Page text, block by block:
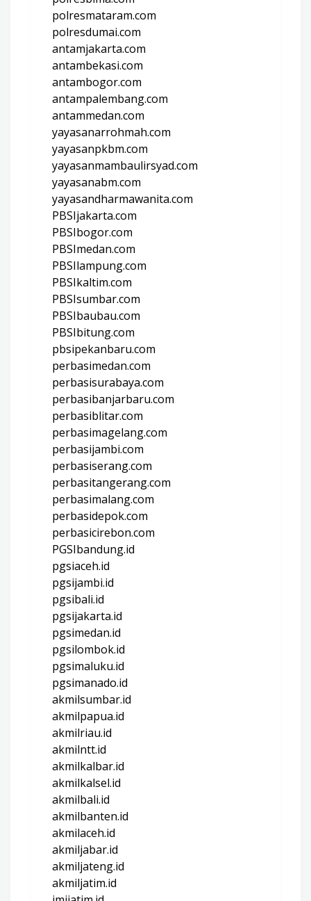
polresmataram.com
polresdumai.com
antamjakarta.com
antambekasi.com
antambogor.com
antampalembang.com
antammedan.com
yayasanarrohmah.com
yayasanpkbm.com
yayasanmambaulirsyad.com
yayasanabm.com
yayasandharmawanita.com
PBSIjakarta.com
PBSIbogor.com
PBSImedan.com
PBSIlampung.com
PBSIkaltim.com
PBSIsumbar.com
PBSIbaubau.com
PBSIbitung.com
pbsipekanbaru.com
perbasimedan.com
perbasisurabaya.com
perbasibanjarbaru.com
perbasiblitar.com
perbasimagelang.com
perbasijambi.com
perbasiserang.com
perbasitangerang.com
perbasimalang.com
perbasidepok.com
perbasicirebon.com
PGSIbandung.id
pgsiaceh.id
pgsijambi.id
pgsibali.id
pgsijakarta.id
pgsimedan.id
pgsilombok.id
pgsimaluku.id
pgsimanado.id
akmilsumbar.id
akmilpapua.id
akmilriau.id
akmilntt.id
akmilkalbar.id
akmilkalsel.id
akmilbali.id
akmilbanten.id
akmilaceh.id
akmiljabar.id
akmiljateng.id
akmiljatim.id